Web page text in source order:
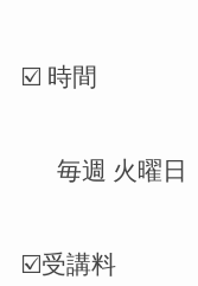
☑️ 時間
毎週 火曜日
☑️受講料